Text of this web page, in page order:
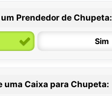
Prendedor de Chupeta:
Sim
uma Caixa para Chupeta: